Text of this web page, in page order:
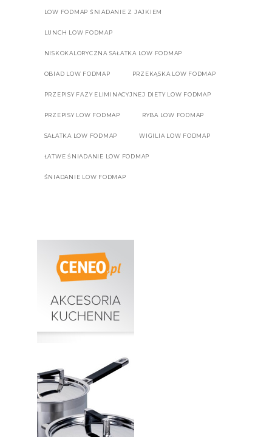
LOW FODMAP ŚNIADANIE Z JAJKIEM
LUNCH LOW FODMAP
NISKOKALORYCZNA SAŁATKA LOW FODMAP
OBIAD LOW FODMAP PRZEKĄSKA LOW FODMAP
PRZEPISY FAZY ELIMINACYJNEJ DIETY LOW FODMAP
PRZEPISY LOW FODMAP RYBA LOW FODMAP
SAŁATKA LOW FODMAP WIGILIA LOW FODMAP
ŁATWE ŚNIADANIE LOW FODMAP
ŚNIADANIE LOW FODMAP